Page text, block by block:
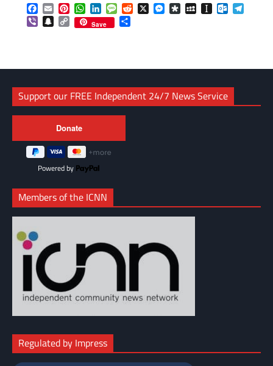
Facebook
EmailPinterestWhatsApp
LinkedInMessageReddit
X Messenger
DiasporaMySpaceInstapaper
ViberSnapchat
Copy
Link
Save
Support our FREE Independent 24/7 News Service
Powered by
Members of the ICNN
Regulated by Impress